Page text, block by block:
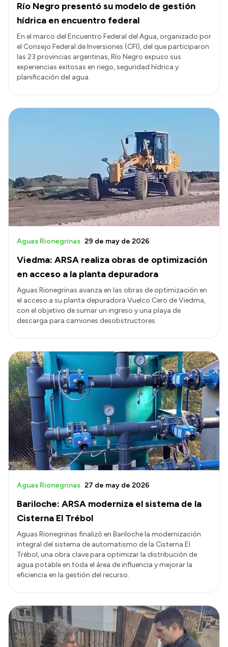
Río Negro presentó su modelo de gestión
hídrica en encuentro federal
En el marco del Encuentro Federal del Agua, organizado por
el Consejo Federal de Inversiones (CFI), del que participaron
las 23 provincias argentinas, Río Negro expuso sus
experiencias exitosas en riego, seguridad hídrica y
planificación del agua.
Viedma: ARSA realiza obras de optimización
en acceso a la planta depuradora
Aguas Rionegrinas 29 de may de 2026
Aguas Rionegrinas avanza en las obras de optimización en
el acceso a su planta depuradora Vuelco Cero de Viedma,
con el objetivo de sumar un ingreso y una playa de
descarga para camiones desobstructores.
Bariloche: ARSA moderniza el sistema de la
Cisterna El Trébol
Aguas Rionegrinas 27 de may de 2026
Aguas Rionegrinas finalizó en Bariloche la modernización
integral del sistema de automatismo de la Cisterna El
Trébol, una obra clave para optimizar la distribución de
agua potable en toda el área de influencia y mejorar la
eficiencia en la gestión del recurso.